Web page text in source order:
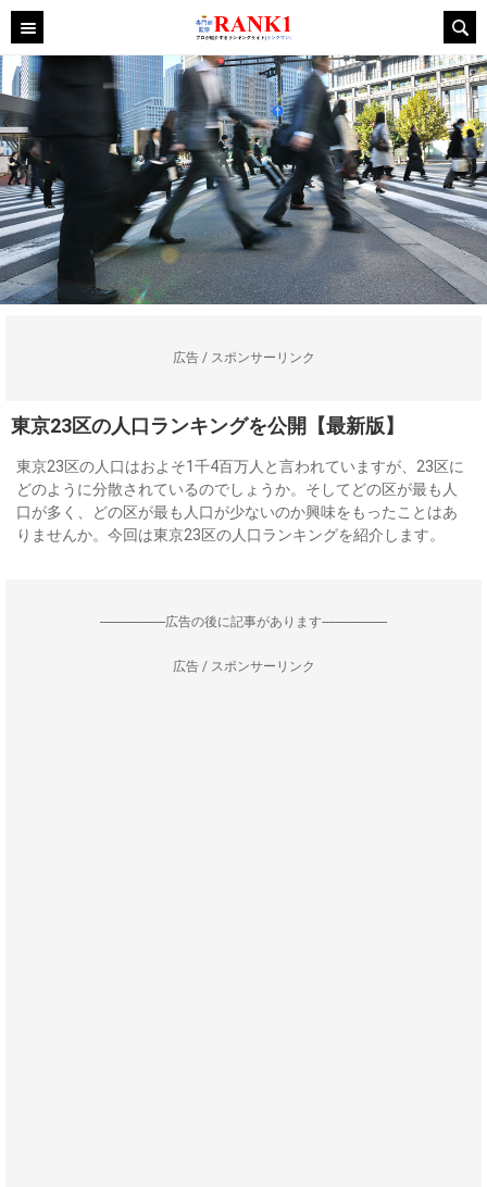
広告 / スポンサーリンク
東京23区の人口ランキングを公開【最新版】
東京23区の人口はおよそ1千4百万人と言われていますが、23区に
どのように分散されているのでしょうか。そしてどの区が最も人
口が多く、どの区が最も人口が少ないのか興味をもったことはあ
りませんか。今回は東京23区の人口ランキングを紹介します。
--------------------広告の後に記事があります--------------------
広告 / スポンサーリンク